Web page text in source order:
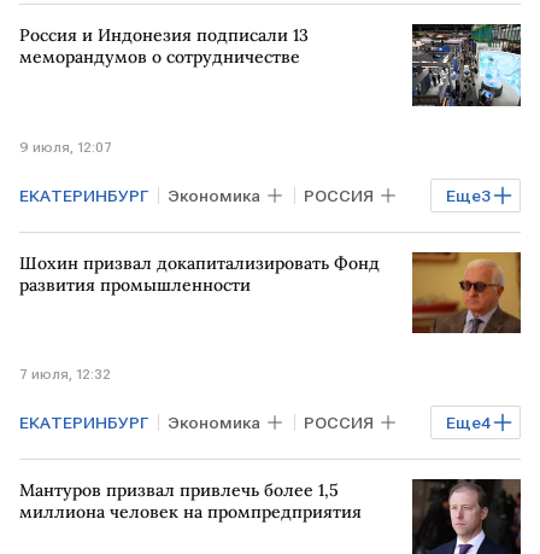
РОССИЯ РФ Михаил Мишустин
Иннопром
Россия и Индонезия подписали 13
меморандумов о сотрудничестве
9 июля, 12:07
Еще3
ЕКАТЕРИНБУРГ Экономика РОССИЯ
Промышленность ИНДОНЕЗИЯ
Иннопром
Шохин призвал докапитализировать Фонд
развития промышленности
7 июля, 12:32
Еще4
ЕКАТЕРИНБУРГ Экономика РОССИЯ
Промышленность Александр Шохин
ФРП Фонд развития промышленности
Мантуров призвал привлечь более 1,5
миллиона человек на промпредприятия